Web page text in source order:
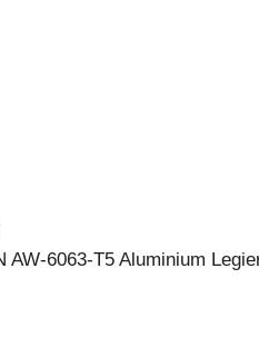
AW-6063-T5 Aluminium